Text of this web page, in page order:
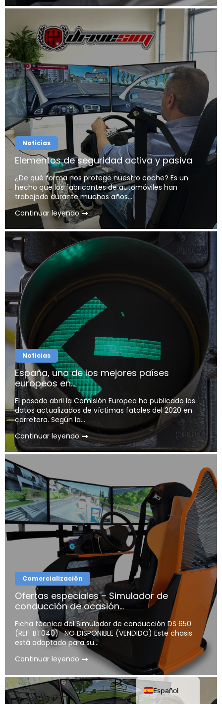
Noticias
Elementos de seguridad activa y pasiva
¿De qué forma nos protege nuestro coche? Es un
hecho que los fabricantes de automóviles han
trabajado durante muchos años...
Continuar leyendo
Noticias
España, uno de los mejores países
europeos en...
El pasado abril la Comisión Europea ha publicado los
datos actualizados de víctimas fatales del 2020 en
carretera. Según la...
Continuar leyendo
Comercialización
Ofertas especiales – Simulador de
conducción de ocasión...
Ficha técnica del Simulador de conducción DS 650
(REF: BT040) NO DISPONIBLE (VENDIDO) Este chasis
está adaptado para su...
Continuar leyendo
Español
English
Français
Italiano
Deutsch
Português